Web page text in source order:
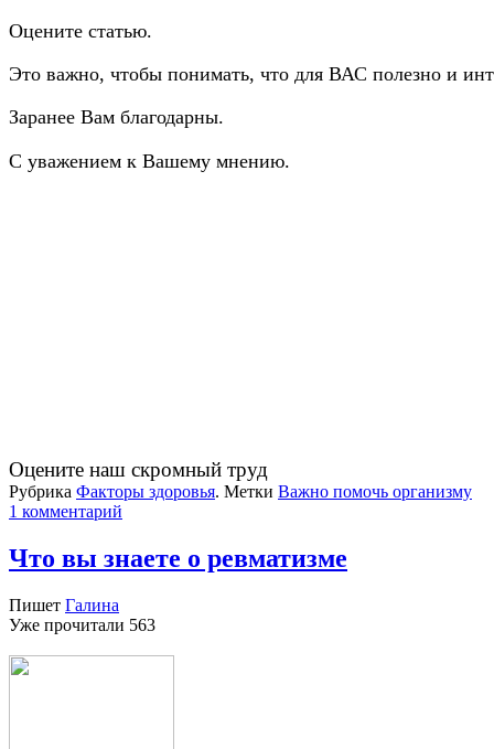
Оцените статью.
Это важно, чтобы понимать, что для ВАС полезно и
Заранее Вам благодарны.
С уважением к Вашему мнению.
Оцените наш скромный труд
Рубрика Факторы здоровья. Метки Важно помочь организму
1 комментарий
Что вы знаете о ревматизме
Пишет Галина
Уже прочитали 563